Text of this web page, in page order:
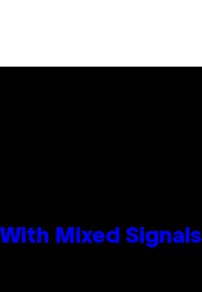
Mixed Signals